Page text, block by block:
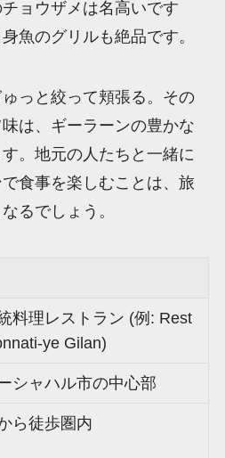
ョウザメは名高いです
魚のグリルも絶品です。
っと絞って頬張る。その
は、ギーラーンの豊かな
。地元の人たちと一緒に
食事を楽しむことは、旅
るでしょう。
料理レストラン (例: Rest
ye Gilan)
シャハル市の中心部
ら徒歩圏内